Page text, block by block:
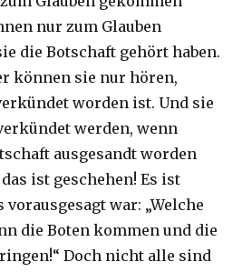
nur zum Glauben
die Botschaft gehört haben.
können sie nur hören,
worden ist. Und sie
werden, wenn
ausgesandt worden
ist geschehen! Es ist
war: „Welche
die Boten kommen und die
Doch nicht alle sind